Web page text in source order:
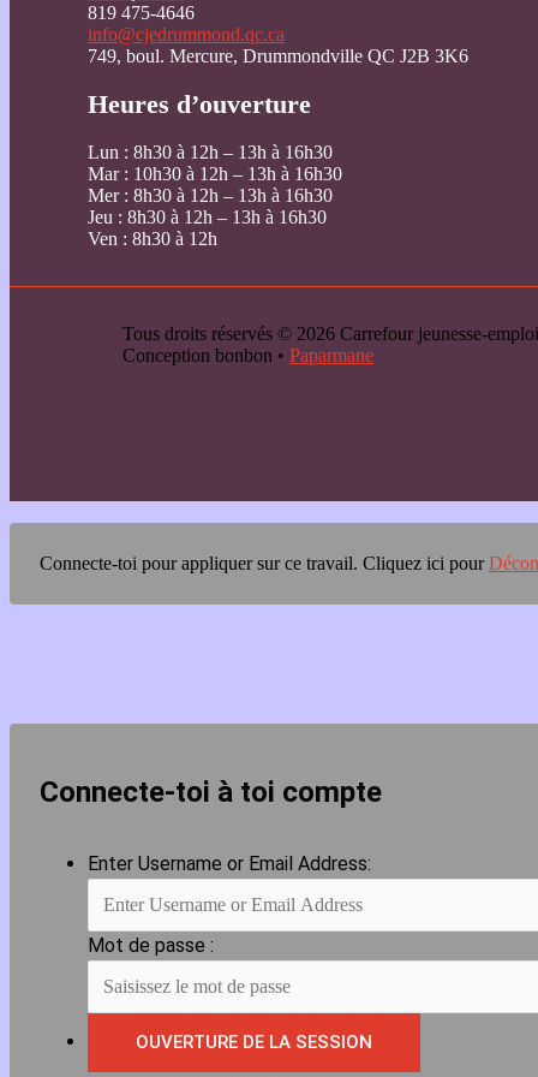
819 475-4646
info@cjedrummond.qc.ca
749, boul. Mercure, Drummondville QC J2B 3K6
Heures d’ouverture
Lun : 8h30 à 12h – 13h à 16h30
Mar : 10h30 à 12h – 13h à 16h30
Mer : 8h30 à 12h – 13h à 16h30
Jeu : 8h30 à 12h – 13h à 16h30
Ven : 8h30 à 12h
Tous droits réservés © 2026 Carrefour jeunesse-
Conception bonbon • Paparmane
Connecte-toi pour appliquer sur ce travail. Cliquez ici pour
Connecte-toi à toi compte
Enter Username or Email Address:
Mot de passe :